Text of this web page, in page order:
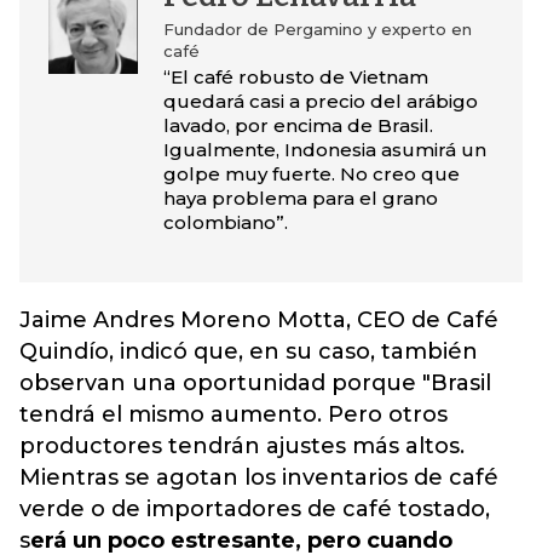
Fundador de Pergamino y experto en
café
“El café robusto de Vietnam
quedará casi a precio del arábigo
lavado, por encima de Brasil.
Igualmente, Indonesia asumirá un
golpe muy fuerte. No creo que
haya problema para el grano
colombiano”.
Jaime Andres Moreno Motta, CEO de Café
Quindío, indicó que, en su caso, también
observan una oportunidad porque "Brasil
tendrá el mismo aumento. Pero otros
productores tendrán ajustes más altos.
Mientras se agotan los inventarios de café
verde o de importadores de café tostado,
será un poco estresante, pero cuando